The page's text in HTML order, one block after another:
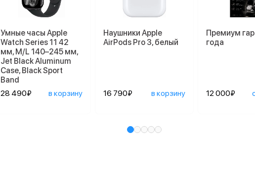
Умные часы Apple
Watch Series 11 42
мм, M/L 140–245 мм,
Jet Black Aluminum
Case, Black Sport
Band
28 490₽
в корзину
Наушники Apple
AirPods Pro 3, белый
16 790₽ в корзину
Премиум
года
12 000₽